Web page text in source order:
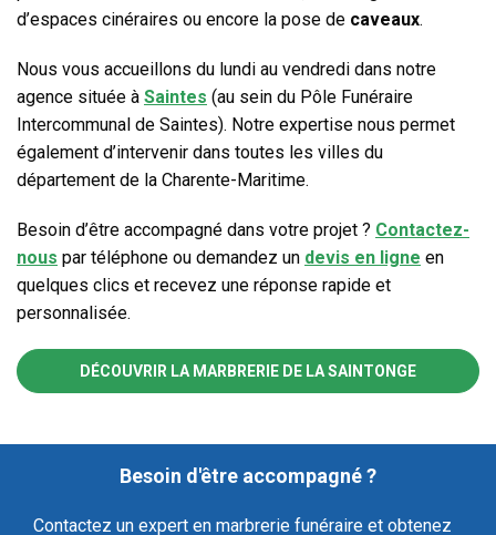
d’espaces cinéraires ou encore la pose de caveaux.
Nous vous accueillons du lundi au vendredi dans notre
agence située à Saintes (au sein du Pôle Funéraire
Intercommunal de Saintes). Notre expertise nous permet
également d’intervenir dans toutes les villes du
département de la Charente-Maritime.
Besoin d’être accompagné dans votre projet ? Contactez-
nous par téléphone ou demandez un devis en ligne en
quelques clics et recevez une réponse rapide et
personnalisée.
DÉCOUVRIR LA MARBRERIE DE LA SAINTONGE
Besoin d'être accompagné ?
Contactez un expert en marbrerie funéraire et obtenez